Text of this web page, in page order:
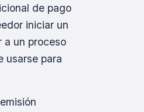
de pago
iniciar un
a un proceso
usarse para